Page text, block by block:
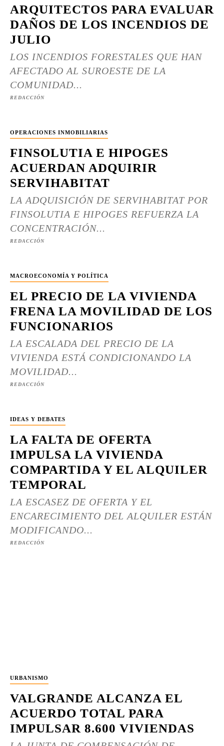
ARQUITECTOS PARA EVALUAR
DAÑOS DE LOS INCENDIOS DE
JULIO
LOS INCENDIOS FORESTALES QUE HAN
AFECTADO AL SUROESTE DE LA
COMUNIDAD...
REDACCIÓN
OPERACIONES INMOBILIARIAS
FINSOLUTIA E HIPOGES
ACUERDAN ADQUIRIR
SERVIHABITAT
LA ADQUISICIÓN DE SERVIHABITAT POR
FINSOLUTIA E HIPOGES REFUERZA LA
CONCENTRACIÓN...
REDACCIÓN
MACROECONOMÍA Y POLÍTICA
EL PRECIO DE LA VIVIENDA
FRENA LA MOVILIDAD DE LOS
FUNCIONARIOS
LA ESCALADA DEL PRECIO DE LA
VIVIENDA ESTÁ CONDICIONANDO LA
MOVILIDAD...
REDACCIÓN
IDEAS Y DEBATES
LA FALTA DE OFERTA
IMPULSA LA VIVIENDA
COMPARTIDA Y EL ALQUILER
TEMPORAL
LA ESCASEZ DE OFERTA Y EL
ENCARECIMIENTO DEL ALQUILER ESTÁN
MODIFICANDO...
REDACCIÓN
URBANISMO
VALGRANDE ALCANZA EL
ACUERDO TOTAL PARA
IMPULSAR 8.600 VIVIENDAS